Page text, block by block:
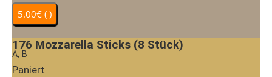
176 Mozzarella Sticks (8 Stück)
A, B
Paniert